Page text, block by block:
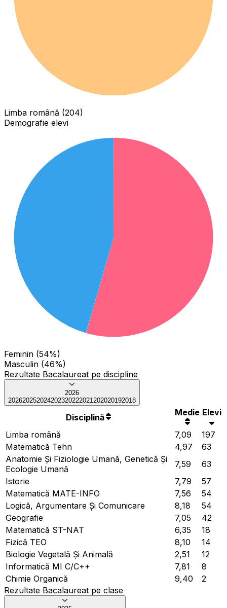
Limba română (204)
Demografie elevi
Feminin (54%)
Masculin (46%)
Rezultate Bacalaureat pe discipline
2026
202620252024202320222021 202020192018
Disciplină Medie Elevi
Limba română 7,09
197
Matematică Tehn
4,97
63
Anatomie Și Fiziologie Umană, Genetică Și
Ecologie Umană
7,59
63
Istorie
7,79
57
Matematică MATE-INFO
7,56
54
Logică, Argumentare Și Comunicare
8,18
54
Geografie
7,05
42
Matematică ST-NAT
6,35
18
Fizică TEO
8,10
14
Biologie Vegetală Și Animală
2,51
12
Informatică MI C/C++
7,81
8
Chimie Organică
9,40
2
Rezultate Bacalaureat pe clase